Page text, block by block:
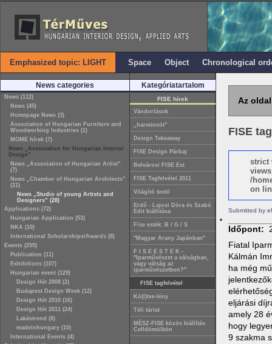
Emphasized topic: LIGHT Space Object Chronological
News categories
News (112)
News (45)
Homepage News (3)
Association of Hungarian Furniture and
Woodworking Industries (1)
MOME hírek (7)
News „Association for Hungarian Interior
Design”
News „Association of Hungarian Artist”
(7)
News „Chamber of Hungarian Architects”
(21)
News „Studio of young Artists and
Designers” (28)
Applications (72)
Hungarian Application (53)
NKA (10)
International Scholarships/Awards (8)
Events (255)
Publication (11)
Exhibitions (107)
Hungarian event (129)
Design Hét 2008 (2)
Budapest Design Week (12)
Design Hét 2010 (16)
Design Hét 2011 (24)
Lakástrend (8)
madeinhungary (10)
International Events (4)
Kategóriatartalom
FISE hírek
Vándorlások
„harmincöt”
Design Takeaway
FISE Design Párbaj
Belvárosi FISE Est
FISE Tagfelvétel 2011
Világító textil
Erdő - Lajosi Dóra és Szabó
Edit kiállítása
Fise esték: B / G / S
"Magyar Arany Japánban"
F I S E E S T E K -
"Iparművészet a válságban,
vagy válság az
iparművészetben?"
FISE tagfelvétel
Kö(l)tve-lény
Téli tárlat
MÉSZ-FISE közös kiállítás
Celldömölkön
Az
FISE
strict
/
on
Submitted by
Időpont:
Fiatal
Kálmán
ha még
eljárási
amely 28
hogy
9 szakma